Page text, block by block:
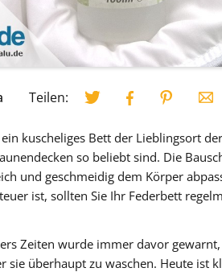
Teilen:
kuscheliges Bett der Lieblingsort
so beliebt sind. Die
und geschmeidig dem Körper
ist, sollten Sie Ihr Federbett
Zeiten wurde immer davor
sie überhaupt zu waschen. Heute ist